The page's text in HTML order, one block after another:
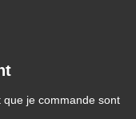
je commande sont